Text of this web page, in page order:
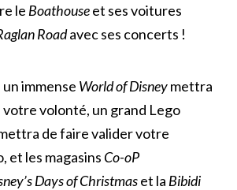
le Boathouseet ses voitures
Roadavec ses concerts !
immense World of Disneymettra
volonté, un grand Lego
de faire valider votre
et les magasins Co-oP
Days of Christmaset la Bibidi